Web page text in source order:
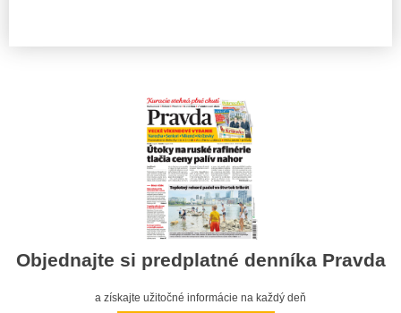
Objednajte si predplatné denníka Pravda
a získajte užitočné informácie na každý deň